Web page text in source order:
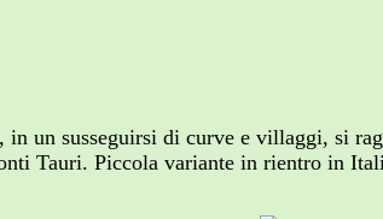
un susseguirsi di curve e villaggi, si
Tauri. Piccola variante in rientro in